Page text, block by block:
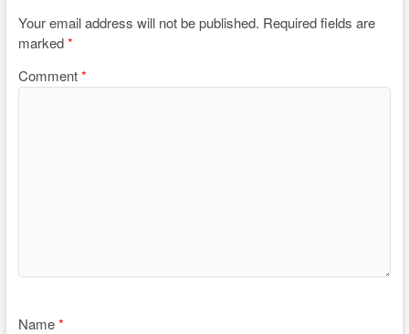
Your email address will not be published. Required fields are
marked*
Comment*
Name*